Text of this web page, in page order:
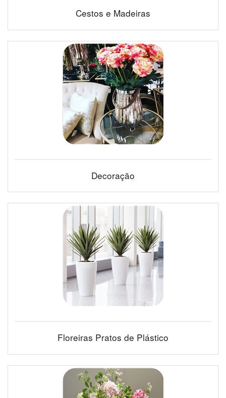
Cestos e Madeiras
Decoração
Floreiras Pratos de Plástico